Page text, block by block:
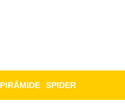
PIRÂMIDE SPIDER